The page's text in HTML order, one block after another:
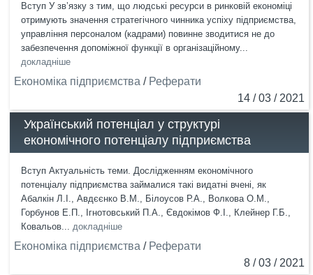
Вступ У зв’язку з тим, що людські ресурси в ринковій економіці
отримують значення стратегічного чинника успіху підприємства,
управління персоналом (кадрами) повинне зводитися не до
забезпечення допоміжної функції в організаційному...
докладніше
Економіка підприємства / Реферати
14 / 03 / 2021
Український потенціал у структурі
економічного потенціалу підприємства
Вступ Актуальність теми. Дослідженням економічного
потенціалу підприємства займалися такі видатні вчені, як
Абалкін Л.І., Авдєєнко В.М., Білоусов Р.А., Волкова О.М.,
Горбунов Е.П., Ігнотовський П.А., Євдокімов Ф.І., Клейнер Г.Б.,
Ковальов... докладніше
Економіка підприємства / Реферати
8 / 03 / 2021